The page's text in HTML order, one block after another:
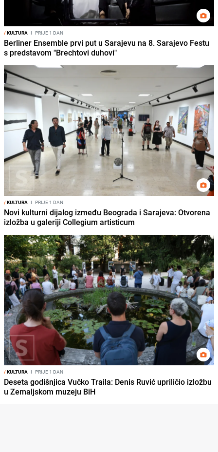
/KULTURA I PRIJE 1 DAN
Berliner Ensemble prvi put u Sarajevu na 8. Sarajevo Festu
s predstavom "Brechtovi duhovi"
/KULTURA I PRIJE 1 DAN
Novi kulturni dijalog između Beograda i Sarajeva: Otvorena
izložba u galeriji Collegium artisticum
/KULTURA I PRIJE 1 DAN
Deseta godišnjica Vučko Traila: Denis Ruvić upriličio izložbu
u Zemaljskom muzeju BiH